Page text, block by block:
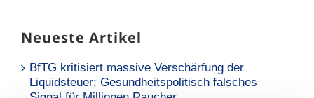
Neueste Artikel
BfTG kritisiert massive Verschärfung der
Liquidsteuer: Gesundheitspolitisch falsches